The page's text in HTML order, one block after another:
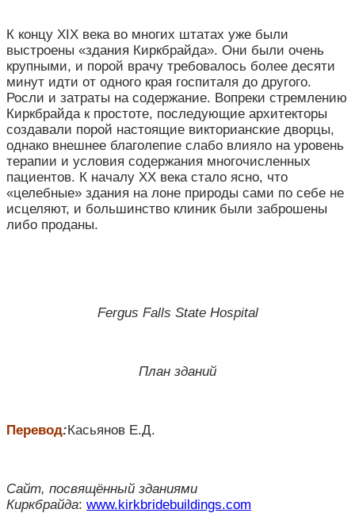
К концу XIX века во многих штатах уже были
выстроены «здания Киркбрайда». Они были очень
крупными, и порой врачу требовалось более десяти
минут идти от одного края госпиталя до другого.
Росли и затраты на содержание. Вопреки стремлению
Киркбрайда к простоте, последующие архитекторы
создавали порой настоящие викторианские дворцы,
однако внешнее благолепие слабо влияло на уровень
терапии и условия содержания многочисленных
пациентов. К началу XX века стало ясно, что
«целебные» здания на лоне природы сами по себе не
исцеляют, и большинство клиник были заброшены
либо проданы.
Fergus Falls State Hospital
План зданий
Перевод:Касьянов Е.Д.
Сайт, посвящённый зданиями
Киркбрайда: www.kirkbridebuildings.com